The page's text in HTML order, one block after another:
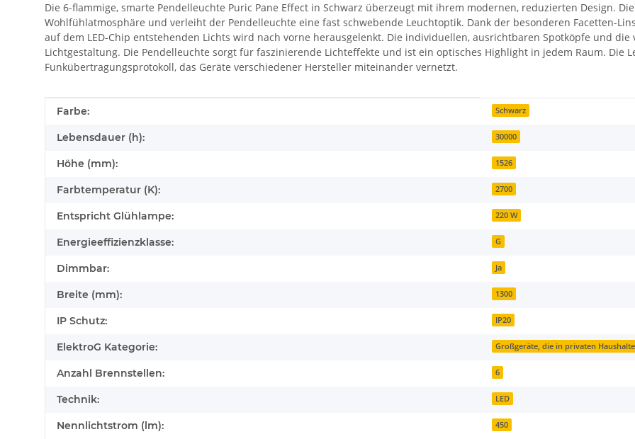
Die 6-flammige, smarte Pendelleuchte Puric Pane Effect in Schwarz überzeugt mit ihrem modernen, reduzierten Design.
Wohlfühlatmosphäre und verleiht der Pendelleuchte eine fast schwebende Leuchtoptik. Dank der besonderen Facetten-
auf dem LED-Chip entstehenden Lichts wird nach vorne herausgelenkt. Die individuellen, ausrichtbaren Spotköpfe und
Lichtgestaltung. Die Pendelleuchte sorgt für faszinierende Lichteffekte und ist ein optisches Highlight in jedem Raum. Die
Funkübertragungsprotokoll, das Geräte verschiedener Hersteller miteinander vernetzt.
Produkteigenschaft
Wert
Farbe: Schwarz
Lebensdauer (h): 30000
Höhe (mm): 1526
Farbtemperatur (K): 2700
Entspricht Glühlampe: 220 W
Energieeffizienzklasse: G
Dimmbar: Ja
Breite (mm): 1300
IP Schutz: IP20
ElektroG Kategorie: Großgeräte, die in privaten
Anzahl Brennstellen: 6
Technik: LED
Nennlichtstrom (lm): 450